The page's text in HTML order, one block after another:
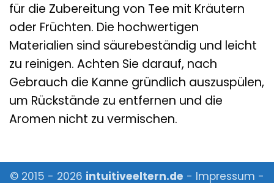
für die Zubereitung von Tee mit Kräutern
oder Früchten. Die hochwertigen
Materialien sind säurebeständig und leicht
zu reinigen. Achten Sie darauf, nach
Gebrauch die Kanne gründlich auszuspülen,
um Rückstände zu entfernen und die
Aromen nicht zu vermischen.
© 2015 - 2026 intuitiveeltern.de - Impressum -